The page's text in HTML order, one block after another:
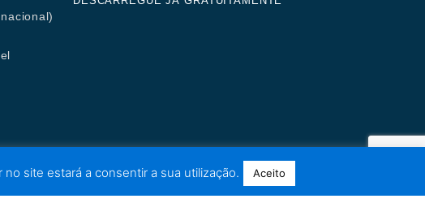
site estará a consentir a sua utilização. Aceito